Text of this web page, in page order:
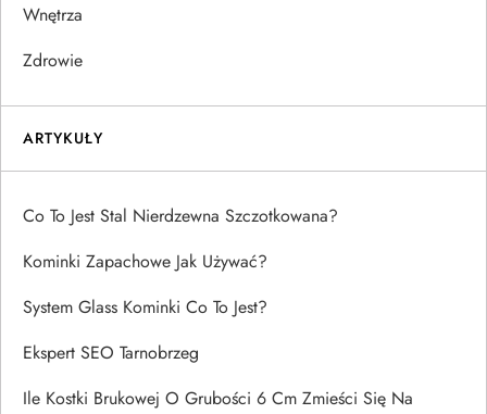
Wnętrza
Zdrowie
ARTYKUŁY
Co To Jest Stal Nierdzewna Szczotkowana?
Kominki Zapachowe Jak Używać?
System Glass Kominki Co To Jest?
Ekspert SEO Tarnobrzeg
Ile Kostki Brukowej O Grubości 6 Cm Zmieści Się Na